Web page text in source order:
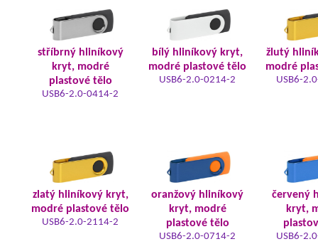
stříbrný hliníkový
kryt, modré
plastové tělo
USB6-2.0-0414-2
bílý hliníkový kryt,
modré plastové tělo
USB6-2.0-0214-2
žlutý
modré
USB6-
zlatý hliníkový kryt,
modré plastové tělo
USB6-2.0-2114-2
oranžový hliníkový
kryt, modré
plastové tělo
USB6-2.0-0714-2
červený
kryt,
USB6-